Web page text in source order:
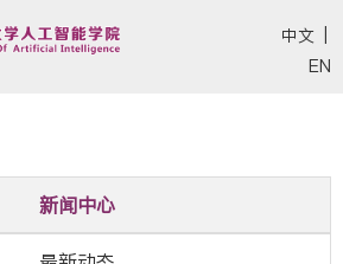
中文
EN
新闻中心